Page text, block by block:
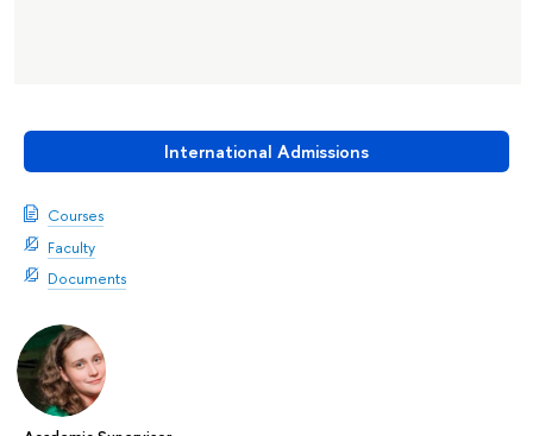
International Admissions
Courses
Faculty
Documents